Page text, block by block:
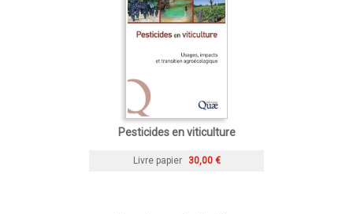
Pesticides en viticulture
Livre papier 30,00 €